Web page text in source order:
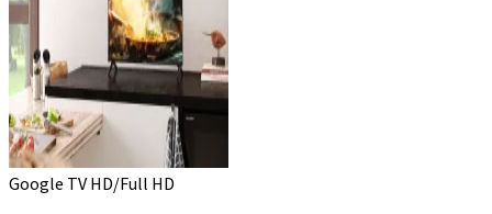
Google TV HD/Full HD